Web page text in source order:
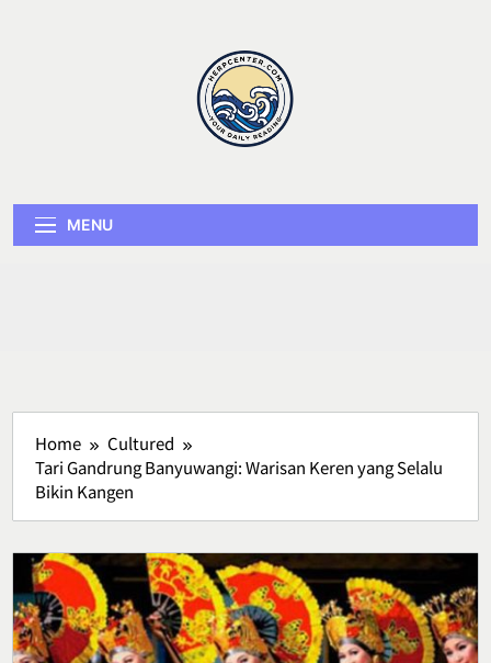
MENU
Home
Cultured
Tari Gandrung Banyuwangi: Warisan Keren yang Selalu
Bikin Kangen